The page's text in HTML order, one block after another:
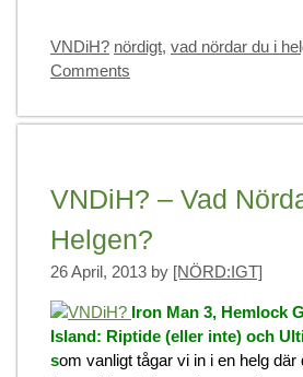
Categories
VNDiH? Tags
nördigt, vad nördar du i
Comments
VNDiH? – Vad
Helgen?
26 April, 2013 by [NÖRD:IGT]
Iron Man 3, Hemlock
Island: Riptide (eller inte) och
som vanligt tågar vi in i en helg